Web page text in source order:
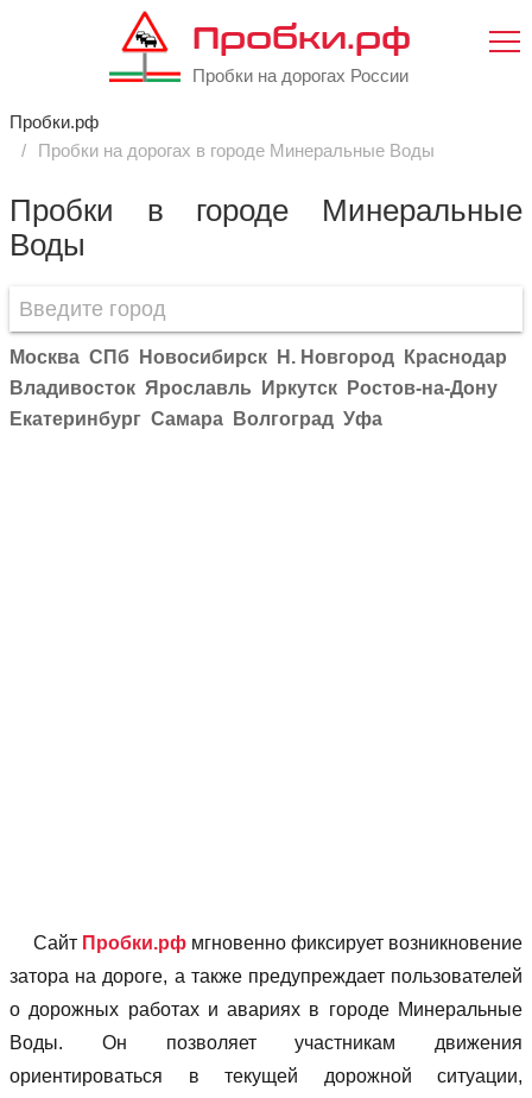
Пробки.рф
Пробки на дорогах России
Пробки.рф
Пробки на дорогах в городе Минеральные Воды
Пробки в городе Минеральные
Воды
Москва СПб Новосибирск Н. Новгород
Краснодар
Владивосток Ярославль Иркутск
Ростов-на-Дону
Екатеринбург Самара Волгоград Уфа
Сайт Пробки.рф мгновенно фиксирует возникновение
затора на дороге, а также предупреждает пользователей
о дорожных работах и авариях в городе Минеральные
Воды. Он позволяет учаcтникам движения
ориентироваться в текущей дорожной ситуации,